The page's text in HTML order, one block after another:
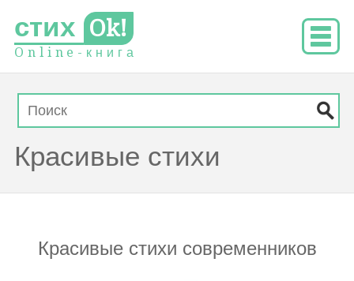
стих Ok!
O n l i n e - к н и г а
Красивые стихи
Красивые стихи современников